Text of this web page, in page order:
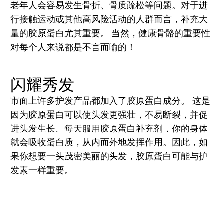
老年人会容易发生骨折、骨质疏松等问题。对于进
行接触运动或其他高风险活动的人群而言，补充大
量的胶原蛋白尤其重要。 当然，健康骨骼的重要性
对每个人来说都是不言而喻的！
闪耀秀发
市面上许多护发产品都加入了胶原蛋白成分。 这是
因为胶原蛋白可以使头发更强壮，不易断裂，并促
进头发生长。每天服用胶原蛋白补充剂，你的身体
就会吸收蛋白质，从内而外地发挥作用。因此，如
果你想要一头茂密美丽的头发，胶原蛋白可能与护
发素一样重要。